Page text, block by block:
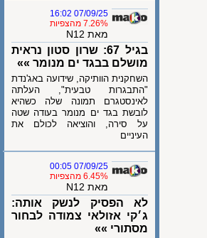
07/09/25 16:02
7.26% מהצפיות
מאת N12
בגיל 67: שרון סטון נראית
מושלם בבגד ים מנומר »»
השחקנית הוותיקה, שידועה באג'נדת
"התבגרות טבעית", העלתה
לאינסטגרם תמונה שלה כשהיא
לובשת בגד ים מנומר בעודה שטה
על סירה, והוציאה לכולם את
העיניים
07/09/25 00:05
6.45% מהצפיות
מאת N12
לא הפסיק לנשק אותה:
ג׳קי אזולאי צמודה לבחור
מסתורי »»